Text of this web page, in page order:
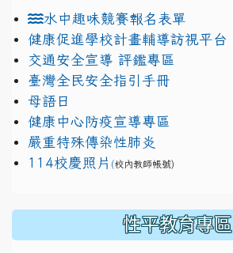
水中趣味競賽報名表單
健康促進學校計畫輔導訪視平台
交通安全宣導 評鑑專區
臺灣全民安全指引手冊
母語日
健康中心防疫宣導專區
嚴重特殊傳染性肺炎
114校慶照片 (校內教師帳號)
性平教育專區